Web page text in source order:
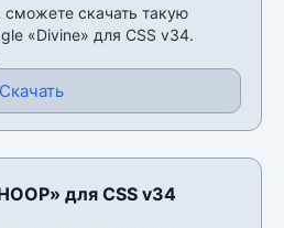
скачать такую
«Divine» для CSS v34.
Скачать
для CSS v34